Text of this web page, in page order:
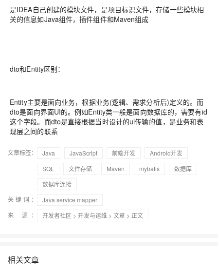
是IDEA自己创建的模块文件，是项目标识文件，存储一些模块相
关的信息如Java组件，插件组件和Maven组成
dto和Entity区别：
Entity主要是面向业务，根据业务(逻辑、需求分析后)定义的。而
dto是面向界面UI的。例如Entity类一般是面向数据库的，需要有id
这个字段。而dto是直接根据当时设计的ui传输的值，是业务和表
现层之间的联系
文章标签： Java JavaScript 前端开发
Android开发
SQL
文件存储 Maven mybatis
数据库
数据库连接
关键词：
Java service mapper
来 源：
开发者社区 > 开发与运维 > 文章 > 正文
相关文章